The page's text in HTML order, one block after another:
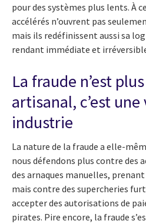
pour des systèmes plus lents. À
accélérés n’ouvrent pas
mais ils redéfinissent aussi sa
rendant immédiate et
La fraude n’est
artisanal, c’est
industrie
La nature de la fraude a elle-
nous défendons plus contre des
des arnaques manuelles,
mais contre des supercheries
accepter des autorisations de
pirates. Pire encore, la fraude